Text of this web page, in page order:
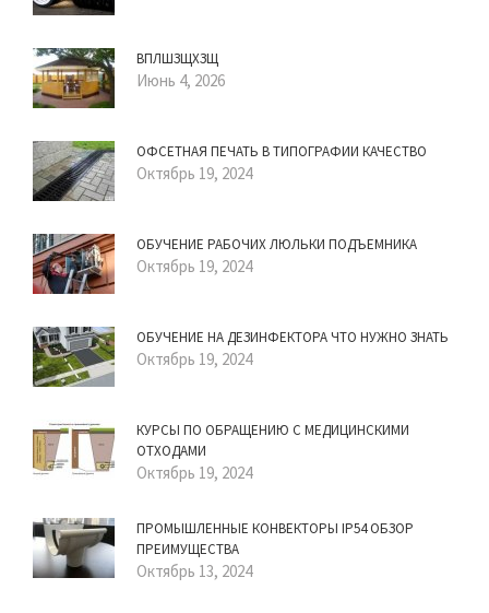
ВПЛШЗЩХЗЩ
Июнь 4, 2026
ОФСЕТНАЯ ПЕЧАТЬ В ТИПОГРАФИИ КАЧЕСТВО
Октябрь 19, 2024
ОБУЧЕНИЕ РАБОЧИХ ЛЮЛЬКИ ПОДЪЕМНИКА
Октябрь 19, 2024
ОБУЧЕНИЕ НА ДЕЗИНФЕКТОРА ЧТО НУЖНО ЗНАТЬ
Октябрь 19, 2024
КУРСЫ ПО ОБРАЩЕНИЮ С МЕДИЦИНСКИМИ
ОТХОДАМИ
Октябрь 19, 2024
ПРОМЫШЛЕННЫЕ КОНВЕКТОРЫ IP54 ОБЗОР
ПРЕИМУЩЕСТВА
Октябрь 13, 2024